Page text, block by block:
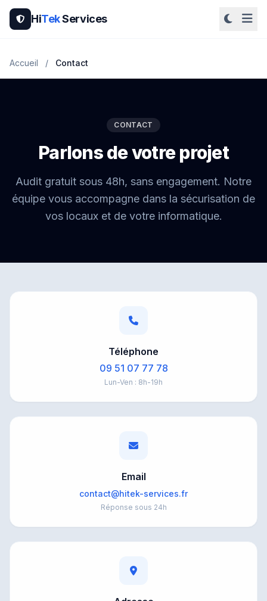
HiTekServices
Accueil / Contact
CONTACT
Parlons de votre projet
Audit gratuit sous 48h, sans engagement. Notre
équipe vous accompagne dans la sécurisation de
vos locaux et de votre informatique.
Téléphone
09 51 07 77 78
Lun-Ven : 8h-19h
Email
contact@hitek-services.fr
Réponse sous 24h
HiTek Assistant